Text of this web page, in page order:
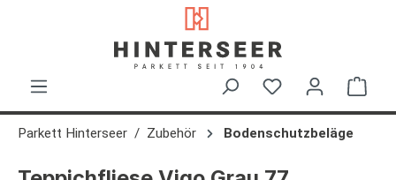
Parkett Hinterseer Zubehör Bodenschutzbeläge